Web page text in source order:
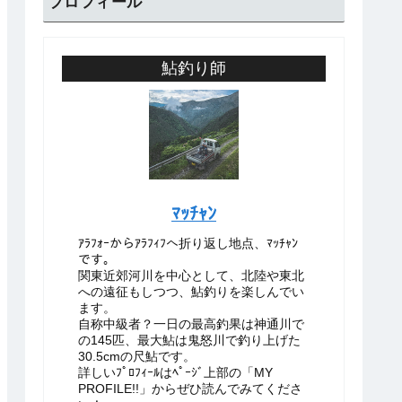
鮎釣り師
ﾏｯﾁｬﾝ
ｱﾗﾌｫｰからｱﾗﾌｨﾌへ折り返し地点、ﾏｯﾁｬﾝ
です。
関東近郊河川を中心として、北陸や東北
への遠征もしつつ、鮎釣りを楽しんでい
ます。
自称中級者？一日の最高釣果は神通川で
の145匹、最大鮎は鬼怒川で釣り上げた
30.5cmの尺鮎です。
詳しいﾌﾟﾛﾌｨｰﾙはﾍﾟｰｼﾞ上部の「MY
PROFILE!!」からぜひ読んでみてくださ